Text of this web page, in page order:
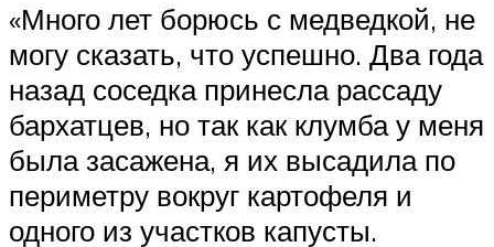
«Много лет борюсь с медведкой, не
могу сказать, что успешно. Два года
назад соседка принесла рассаду
бархатцев, но так как клумба у меня
была засажена, я их высадила по
периметру вокруг картофеля и
одного из участков капусты.